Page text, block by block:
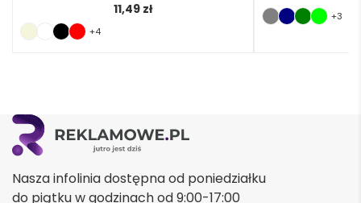
11,49 zł
+4
+3
Nasza infolinia dostępna od poniedziałku
do piątku w godzinach od 9:00-17:00